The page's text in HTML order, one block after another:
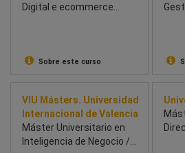
Digital e ecommerce
Sobre este curso
VIU Másters. Universidad
Internacional de Valencia
Máster Universitario en
Inteligencia de Negocio /